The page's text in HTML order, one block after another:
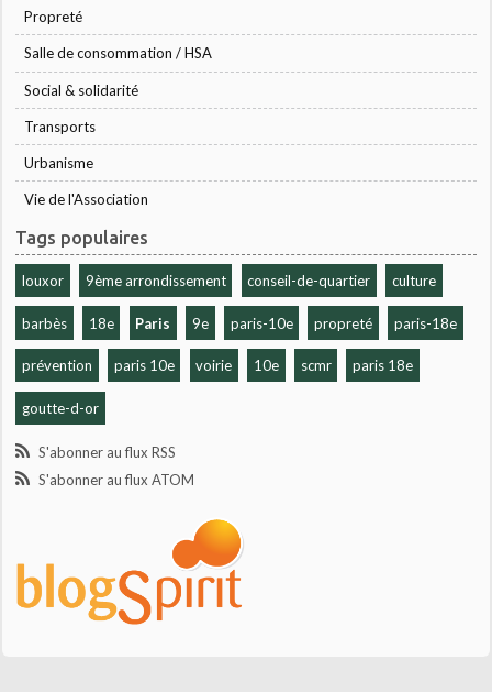
Propreté
Salle de consommation / HSA
Social & solidarité
Transports
Urbanisme
Vie de l'Association
Tags populaires
louxor 9ème arrondissement conseil-de-quartier culture
barbès 18e Paris 9e paris-10e propreté paris-18e
prévention paris 10e voirie 10e scmr paris 18e
goutte-d-or
S'abonner au flux RSS
S'abonner au flux ATOM